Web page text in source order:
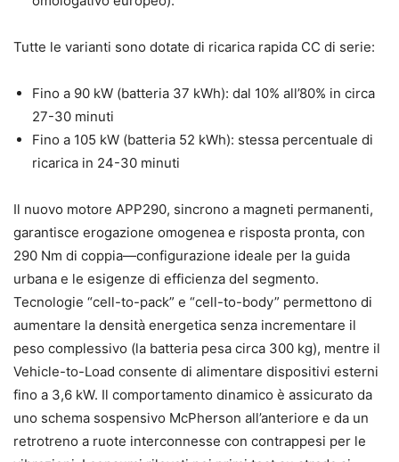
Tutte le varianti sono dotate di ricarica rapida CC di serie:
Fino a 90 kW (batteria 37 kWh): dal 10% all’80% in circa
27-30 minuti
Fino a 105 kW (batteria 52 kWh): stessa percentuale di
ricarica in 24-30 minuti
Il nuovo motore APP290, sincrono a magneti permanenti,
garantisce erogazione omogenea e risposta pronta, con
290 Nm di coppia—configurazione ideale per la guida
urbana e le esigenze di efficienza del segmento.
Tecnologie “cell-to-pack” e “cell-to-body” permettono di
aumentare la densità energetica senza incrementare il
peso complessivo (la batteria pesa circa 300 kg), mentre il
Vehicle-to-Load consente di alimentare dispositivi esterni
fino a 3,6 kW. Il comportamento dinamico è assicurato da
uno schema sospensivo McPherson all’anteriore e da un
retrotreno a ruote interconnesse con contrappesi per le